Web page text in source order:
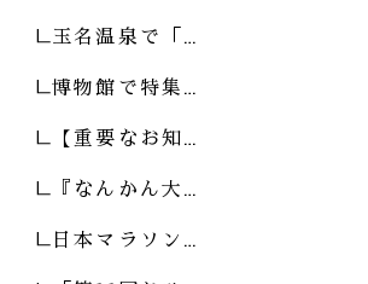
玉名温泉で「…
博物館で特集…
【重要なお知…
『なんかん大…
日本マラソン…